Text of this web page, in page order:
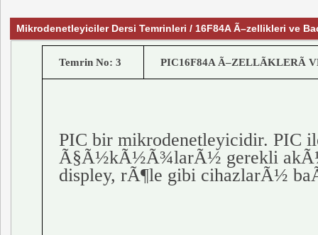
Mikrodenetleyiciler Dersi Temrinleri / 16F84A Ã–zellikleri ve
Temrin No: 3 PIC16F84A Ã–ZELLÃKLERÃ
PIC birmikrodenetleyicidir. PIC
Ã§Ã½kÃ½Ã¾larÃ½ gerekli
displey, rÃ¶le gibi cihazlarÃ½